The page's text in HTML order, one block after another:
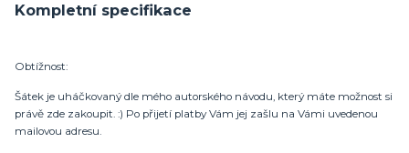
Kompletní specifikace
Obtížnost:
Šátek je uháčkovaný dle mého autorského návodu, který máte možnost si
právě zde zakoupit. :) Po přijetí platby Vám jej zašlu na Vámi uvedenou
mailovou adresu.